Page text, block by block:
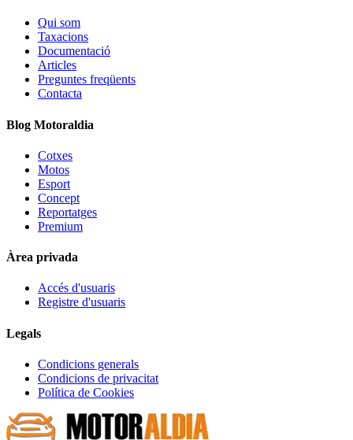
Qui som
Taxacions
Documentació
Articles
Preguntes freqüents
Contacta
Blog Motoraldia
Cotxes
Motos
Esport
Concept
Reportatges
Premium
Àrea privada
Accés d'usuaris
Registre d'usuaris
Legals
Condicions generals
Condicions de privacitat
Política de Cookies